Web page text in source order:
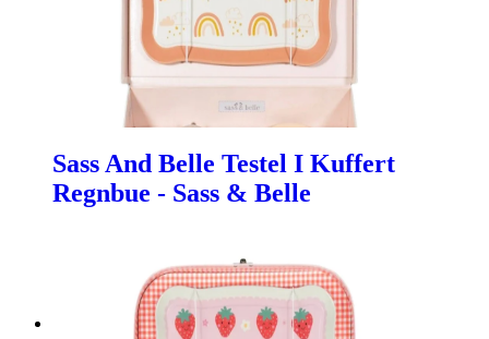
Sass And Belle Testel I Kuffert
Regnbue - Sass & Belle